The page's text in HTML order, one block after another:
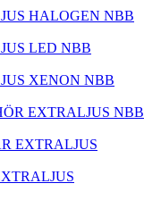
HALOGEN NBB
LED NBB
XENON NBB
EXTRALJUS NBB
EXTRALJUS